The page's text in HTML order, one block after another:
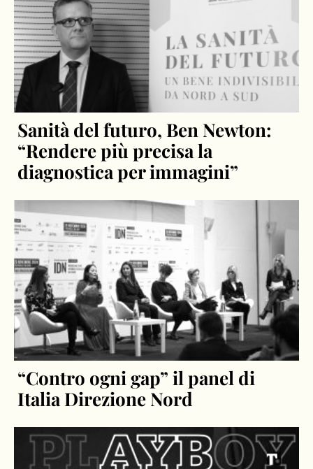
Sanità del futuro, Ben Newton:
“Rendere più precisa la
diagnostica per immagini”
“Contro ogni gap” il panel di
Italia Direzione Nord